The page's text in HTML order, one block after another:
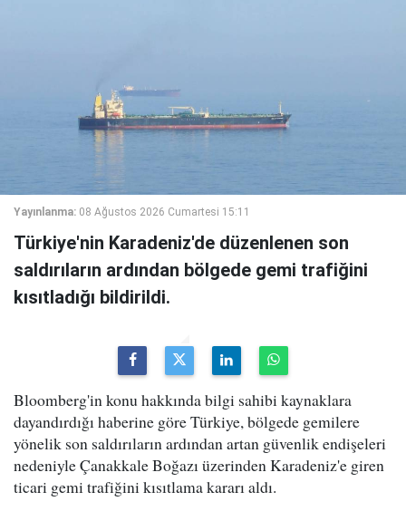
Yayınlanma: 08 Ağustos 2026 Cumartesi 15:11
Türkiye'nin Karadeniz'de düzenlenen son
saldırıların ardından bölgede gemi trafiğini
kısıtladığı bildirildi.
Bloomberg'in konu hakkında bilgi sahibi kaynaklara
dayandırdığı haberine göre Türkiye, bölgede gemilere
yönelik son saldırıların ardından artan güvenlik endişeleri
nedeniyle Çanakkale Boğazı üzerinden Karadeniz'e giren
ticari gemi trafiğini kısıtlama kararı aldı.